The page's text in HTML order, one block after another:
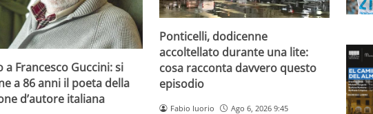
a Francesco Guccini: si
a 86 anni il poeta della
d’autore italiana
Ponticelli, dodicenne
accoltellato durante una lite:
cosa racconta davvero questo
episodio
Fabio Iuorio Ago 6, 2026 9:45